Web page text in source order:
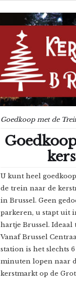
Goedkoop met de
U kunt heel
de trein naar de
in Brussel. Geen
parkeren, u stapt uit
hartje Brussel. Ideaal
Vanaf Brussel
station is het slechts 6
minuten lopen naar
kerstmarkt op de